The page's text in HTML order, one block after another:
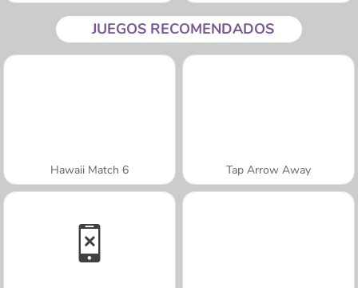
JUEGOS RECOMENDADOS
Hawaii Match 6 Tap Arrow Away